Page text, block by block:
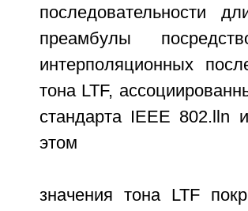
последовательности
преамбулы
интерполяционных
тона LTF,
стандарта IEEE 802.lln
этом
значения тона LTF